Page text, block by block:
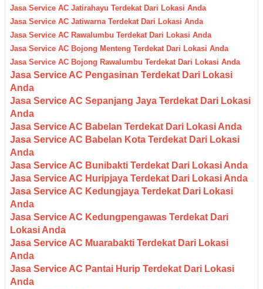
Jasa Service AC Jatirahayu Terdekat Dari Lokasi Anda
Jasa Service AC Jatiwarna Terdekat Dari Lokasi Anda
Jasa Service AC Rawalumbu Terdekat Dari Lokasi Anda
Jasa Service AC Bojong Menteng Terdekat Dari Lokasi Anda
Jasa Service AC Bojong Rawalumbu Terdekat Dari Lokasi Anda
Jasa Service AC Pengasinan Terdekat Dari Lokasi
Anda
Jasa Service AC Sepanjang Jaya Terdekat Dari Lokasi
Anda
Jasa Service AC Babelan Terdekat Dari Lokasi Anda
Jasa Service AC Babelan Kota Terdekat Dari Lokasi
Anda
Jasa Service AC Bunibakti Terdekat Dari Lokasi Anda
Jasa Service AC Huripjaya Terdekat Dari Lokasi Anda
Jasa Service AC Kedungjaya Terdekat Dari Lokasi
Anda
Jasa Service AC Kedungpengawas Terdekat Dari
Lokasi Anda
Jasa Service AC Muarabakti Terdekat Dari Lokasi
Anda
Jasa Service AC Pantai Hurip Terdekat Dari Lokasi
Anda